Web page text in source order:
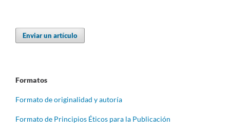
Enviar un artículo
Formatos
Formato de originalidad y autoría
Formato de Principios Éticos para la Publicación